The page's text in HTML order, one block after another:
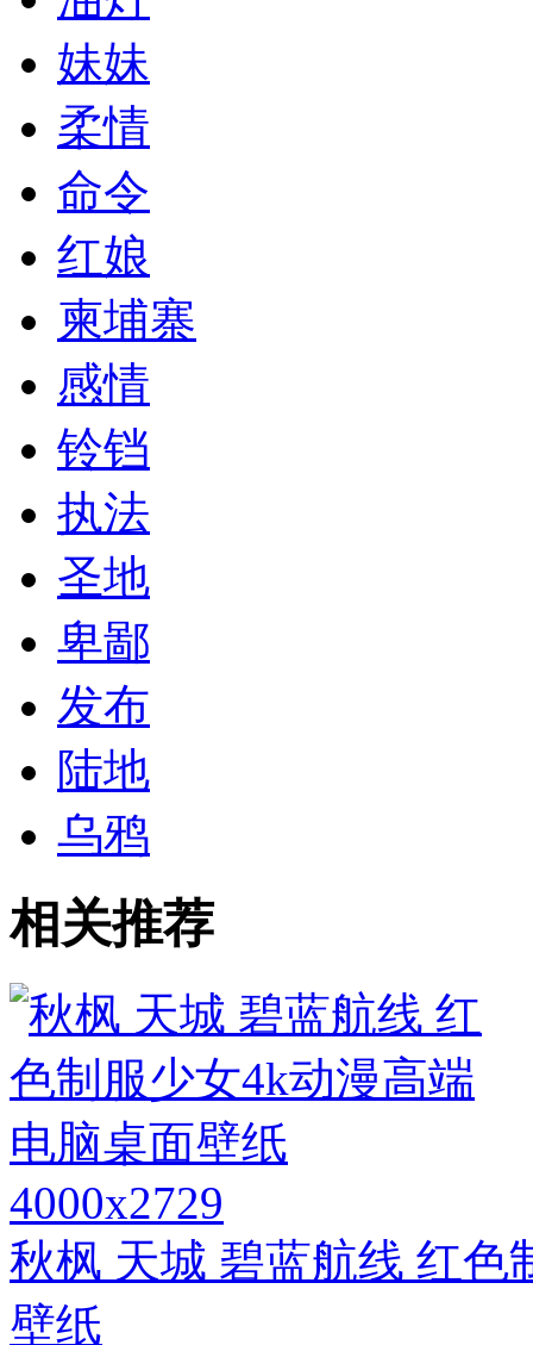
妹妹
柔情
命令
红娘
柬埔寨
感情
铃铛
执法
圣地
卑鄙
发布
陆地
乌鸦
相关推荐
4000x2729
秋枫 天城 碧蓝航线 红色
壁纸